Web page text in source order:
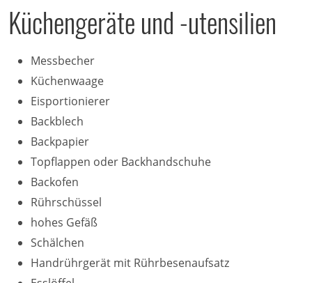
Küchengeräte und -utensilien
Messbecher
Küchenwaage
Eisportionierer
Backblech
Backpapier
Topflappen oder Backhandschuhe
Backofen
Rührschüssel
hohes Gefäß
Schälchen
Handrührgerät mit Rührbesenaufsatz